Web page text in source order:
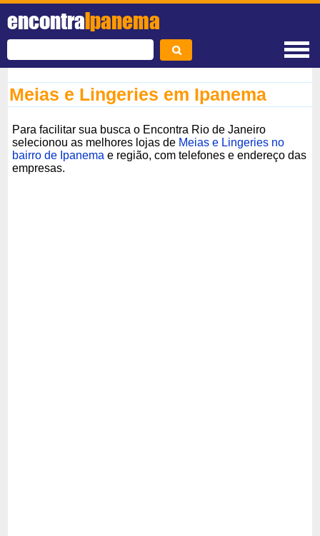
encontraIpanema
Meias e Lingeries em Ipanema
Para facilitar sua busca o Encontra Rio de Janeiro
selecionou as melhores lojas de Meias e Lingeries no
bairro de Ipanema e região, com telefones e endereço das
empresas.